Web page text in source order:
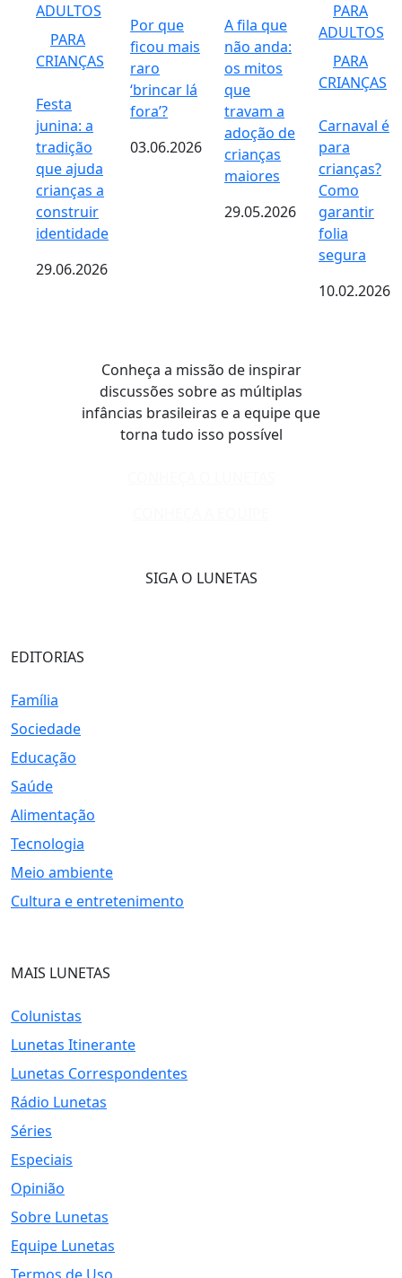
ADULTOS
PARA
CRIANÇAS
Festa
junina: a
tradição
que ajuda
crianças a
construir
identidade
29.06.2026
Por que
ficou mais
raro
‘brincar lá
fora’?
03.06.2026
A fila que
não anda:
os mitos
que
travam a
adoção de
crianças
maiores
29.05.2026
PARA
ADULTOS
PARA
CRIANÇAS
Carnaval é
para
crianças?
Como
garantir
folia
segura
10.02.2026
Conheça a missão de inspirar
discussões sobre as múltiplas
infâncias brasileiras e a equipe que
torna tudo isso possível
SIGA O LUNETAS
EDITORIAS
Família
Sociedade
Educação
Saúde
Alimentação
Tecnologia
Meio ambiente
Cultura e entretenimento
MAIS LUNETAS
Colunistas
Lunetas Itinerante
Lunetas Correspondentes
Rádio Lunetas
Séries
Especiais
Opinião
Sobre Lunetas
Equipe Lunetas